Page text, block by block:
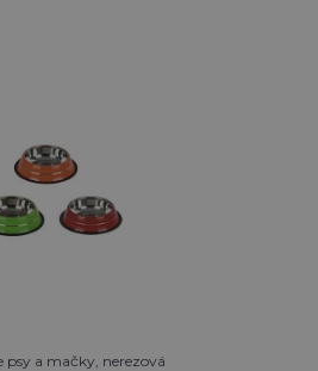
psy a mačky, nerezová